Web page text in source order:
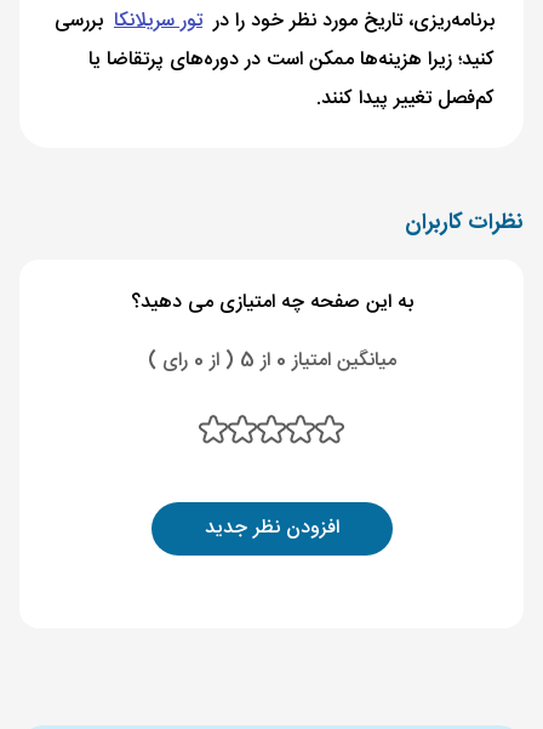
برنامه‌ریزی، تاریخ مورد نظر خود را در تور سریلانکا بررسی
کنید؛ زیرا هزینه‌ها ممکن است در دوره‌های پرتقاضا یا
کم‌فصل تغییر پیدا کنند.
نظرات کاربران
به این صفحه چه امتیازی می دهید؟
میانگین امتیاز 0 از 5 ( از 0 رای )
افزودن نظر جدید